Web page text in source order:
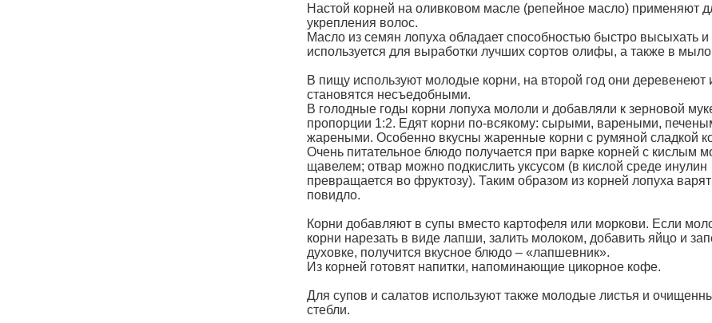
Настой корней на оливковом масле (репейное масло) применяют
укрепления волос.
Масло из семян лопуха обладает способностью быстро высыхать и
используется для выработки лучших сортов олифы, а также в
В пищу используют молодые корни, на второй год они деревенеют
становятся несъедобными.
В голодные годы корни лопуха мололи и добавляли к зерновой
пропорции 1:2. Едят корни по-всякому: сырыми, вареными,
жареными. Особенно вкусны жаренные корни с румяной сладкой
Очень питательное блюдо получается при варке корней с кислым
щавелем; отвар можно подкислить уксусом (в кислой среде инулин
превращается во фруктозу). Таким образом из корней лопуха варят
повидло.
Корни добавляют в супы вместо картофеля или моркови. Если
корни нарезать в виде лапши, залить молоком, добавить яйцо и
духовке, получится вкусное блюдо – «лапшевник».
Из корней готовят напитки, напоминающие цикорное кофе.
Для супов и салатов используют также молодые листья и
стебли.